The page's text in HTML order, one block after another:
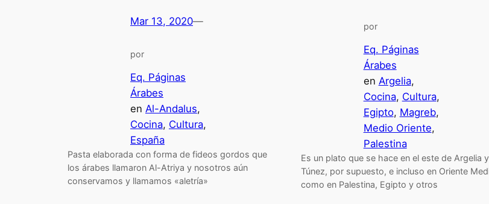
Mar 13, 2020—
por
Eq. Páginas
Árabes
en Al-Andalus
Cocina, Cultura
España
Pasta elaborada con forma de fideos gordos que
los árabes llamaron Al-Atriya y nosotros aún
conservamos y llamamos «aletría»
por
Eq. Páginas
Árabes
en Argelia
Cocina, Cultura
Egipto, Magreb
Medio Oriente
Palestina
Es un plato que se hace en el este de Argelia
Túnez, por supuesto, e incluso en Oriente
como en Palestina, Egipto y otros